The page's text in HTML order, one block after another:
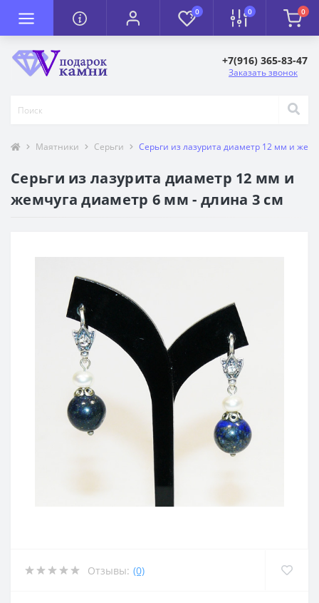
0 0 0
+7(916) 365-83-47
Заказать звонок
Маятники Серьги Серьги из лазурита диаметр 12 мм и
Серьги из лазурита диаметр 12 мм и
жемчуга диаметр 6 мм - длина 3 см
Отзывы: (0)